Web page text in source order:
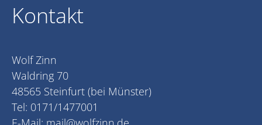
Kontakt
Wolf Zinn
Waldring 70
48565 Steinfurt (bei Münster)
Tel: 0171/1477001